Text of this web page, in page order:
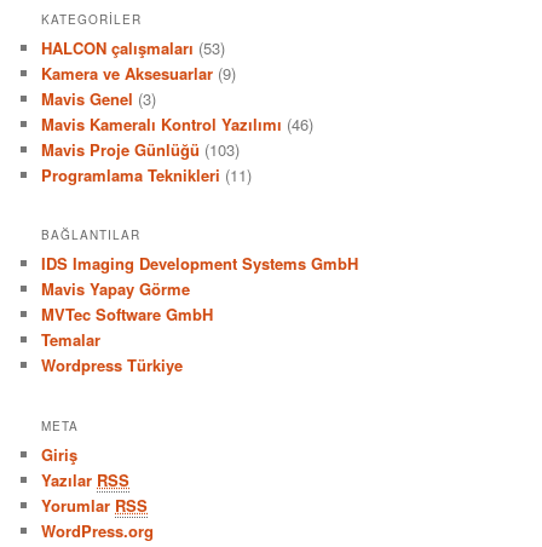
KATEGORILER
HALCON çalışmaları (53)
Kamera ve Aksesuarlar (9)
Mavis Genel (3)
Mavis Kameralı Kontrol Yazılımı (46)
Mavis Proje Günlüğü (103)
Programlama Teknikleri (11)
BAĞLANTILAR
IDS Imaging Development Systems GmbH
Mavis Yapay Görme
MVTec Software GmbH
Temalar
Wordpress Türkiye
META
Giriş
Yazılar RSS
Yorumlar RSS
WordPress.org